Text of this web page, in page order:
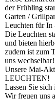
der Frühling
Garten /
Leuchten für In
Die Leuchten
und bieten
zudem ist zum
uns wechselbar!
Unsere Mai-
LEUCHTEN!
Lassen Sie
Wir freuen uns